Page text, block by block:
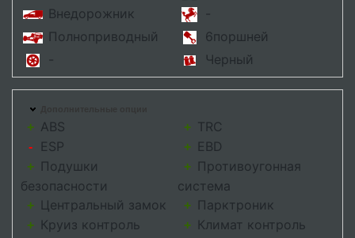
Внедорожник
Полноприводный
6поршней
Черный
+ ABS + TRC
- ESP + EBD
+ Подушки
безопасности
+ Противоугонная
система
+ Центральный замок + Парктроник
+ Круиз контроль + Климат контроль